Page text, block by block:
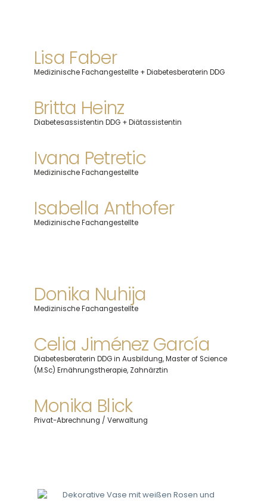
Lisa Faber
Medizinische Fachangestellte + Diabetesberaterin DDG
Britta Heinz
Diabetesassistentin DDG + Diätassistentin
Ivana Petretic
Medizinische Fachangestellte
Isabella Anthofer
Medizinische Fachangestellte
Donika Nuhija
Medizinische Fachangestellte
Celia Jiménez García
Diabetesberaterin DDG in Ausbildung, Master of Science
(M.Sc) Ernährungstherapie, Zahnärztin
Monika Blick
Privat-Abrechnung / Verwaltung